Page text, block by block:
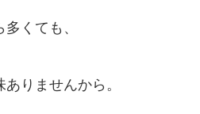
くても、
りませんから。